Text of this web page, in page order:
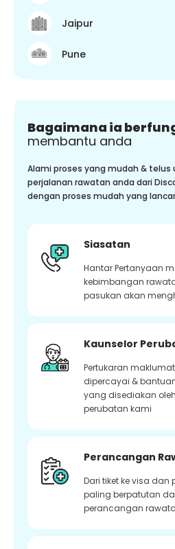
Jaipur
Pune
Bagaimana ia
membantu anda
Alami proses yang mudah & telus
perjalanan rawatan anda dari
dengan proses mudah yang
Siasatan
Hantar Pertanyaan
kebimbangan
pasukan akan
Kaunselor
Pertukaran
dipercayai &
yang disediakan
perubatan kami
Perancangan
Dari tiket ke visa dan
paling berpatutan
perancangan